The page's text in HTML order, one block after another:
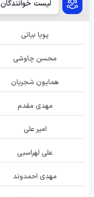
لیست خوانندگان
پویا بیاتی
محسن چاوشی
همایون شجریان
مهدی مقدم
امیر علی
علی لهراسبی
مهدی احمدوند